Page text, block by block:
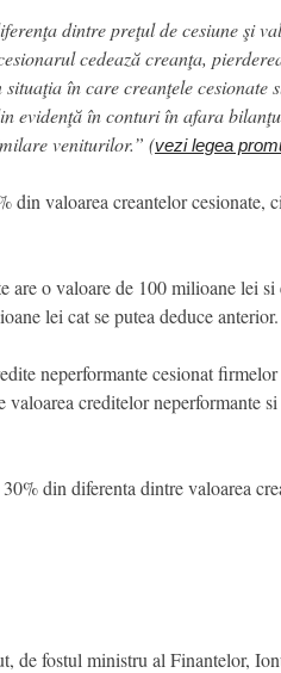
dintre preţul de cesiune şi
cedează creanţa,
în care creanţele
evidenţă în conturi în afara
veniturilor.” (vezi legea
valoarea creantelor cesionate,
are o valoare de 100 milioane lei
lei cat se putea deduce anterior.
neperformante cesionat
creditelor neperformante
din diferenta dintre valoarea
de fostul ministru al Finantelor,